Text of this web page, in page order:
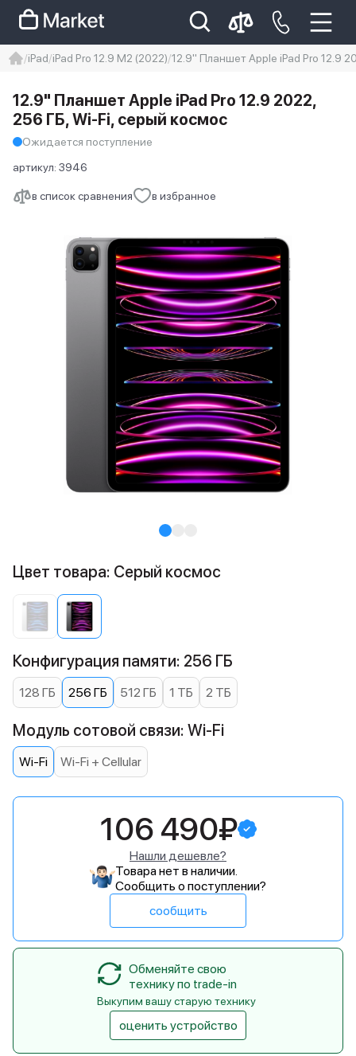
Iphone 14 pro max
айфон 14
iPad iPad Pro 12.9 M2 (2022) 12.9" Планшет Apple iPad Pro 12.9
в список сравнения в избранное
12.9" Планшет Apple iPad Pro 12.9 2022,
256 ГБ, Wi-Fi, серый космос
Ожидается поступление
артикул: 3946
Цвет товара: Серый космос
Конфигурация памяти: 256 ГБ
128 ГБ 256 ГБ 512 ГБ 1 ТБ 2 ТБ
Модуль сотовой связи: Wi-Fi
Wi-Fi Wi-Fi + Cellular
106 490₽
Нашли дешевле?
Товара нет в наличии.
Сообщить о поступлении?
сообщить
Обменяйте свою
технику по trade-in
Выкупим вашу старую технику
оценить устройство